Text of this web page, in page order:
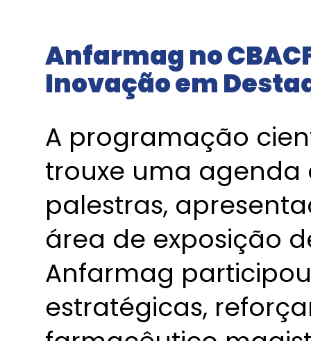
Anfarmag no
Inovação em
A programação
trouxe uma agenda
palestras,
área de exposição
Anfarmag
estratégicas,